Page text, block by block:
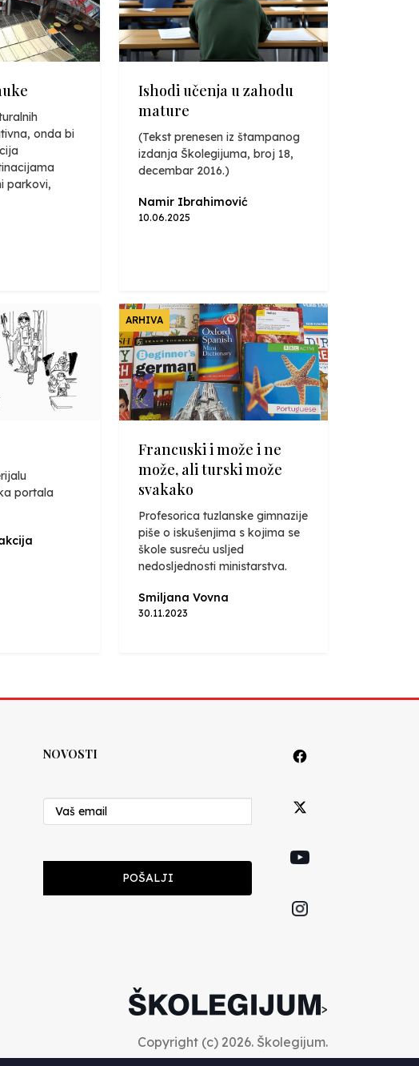
onda bi
parkovi,
Ishodi učenja u zahodu
mature
(Tekst prenesen iz štampanog
izdanja Školegijuma, broj 18,
decembar 2016.)
Namir Ibrahimović
10.06.2025
portala
ARHIVA
Francuski i može i ne
može, ali turski može
svakako
Profesorica tuzlanske gimnazije
piše o iskušenjima s kojima se
škole susreću usljed
nedosljednosti ministarstva.
Smiljana Vovna
30.11.2023
NOVOSTI
POŠALJI
>
Copyright (c) 2026. Školegijum.